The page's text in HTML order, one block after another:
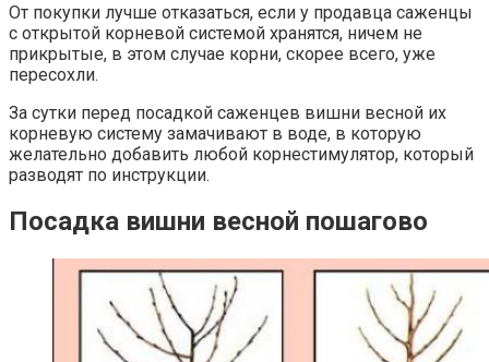
От покупки лучше отказаться, если у продавца саженцы
с открытой корневой системой хранятся, ничем не
прикрытые, в этом случае корни, скорее всего, уже
пересохли.
За сутки перед посадкой саженцев вишни весной их
корневую систему замачивают в воде, в которую
желательно добавить любой корнестимулятор, который
разводят по инструкции.
Посадка вишни весной пошагово